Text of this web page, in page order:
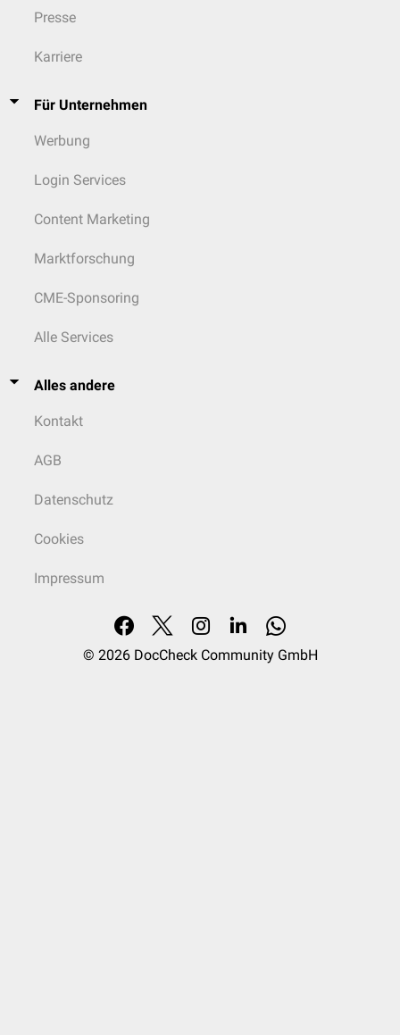
Presse
Karriere
Für Unternehmen
Werbung
Login Services
Content Marketing
Marktforschung
CME-Sponsoring
Alle Services
Alles andere
Kontakt
AGB
Datenschutz
Cookies
Impressum
© 2026 DocCheck Community GmbH